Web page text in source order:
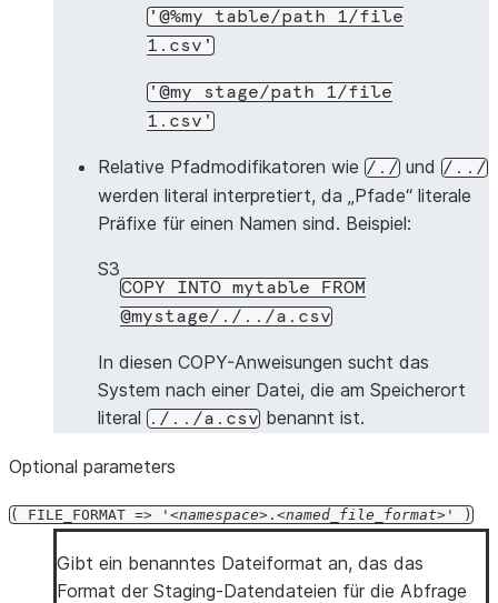
'@%my table/path
1/file
1.csv'
'@my stage/path
1/file
1.csv'
Relative Pfadmodifikatoren wie /./ und /../
werden literal interpretiert, da „Pfade“ literale
Präfixe für einen Namen sind. Beispiel:
S3
COPY INTO mytable
FROM
@mystage/./../a.csv
In diesen COPY-Anweisungen sucht das
System nach einer Datei, die am Speicherort
literal ./../a.csv benannt ist.
Optional parameters
( FILE_FORMAT => ' namespace . named_file_format ' )
Gibt ein benanntes Dateiformat an, das das
Format der Staging-Datendateien für die Abfrage